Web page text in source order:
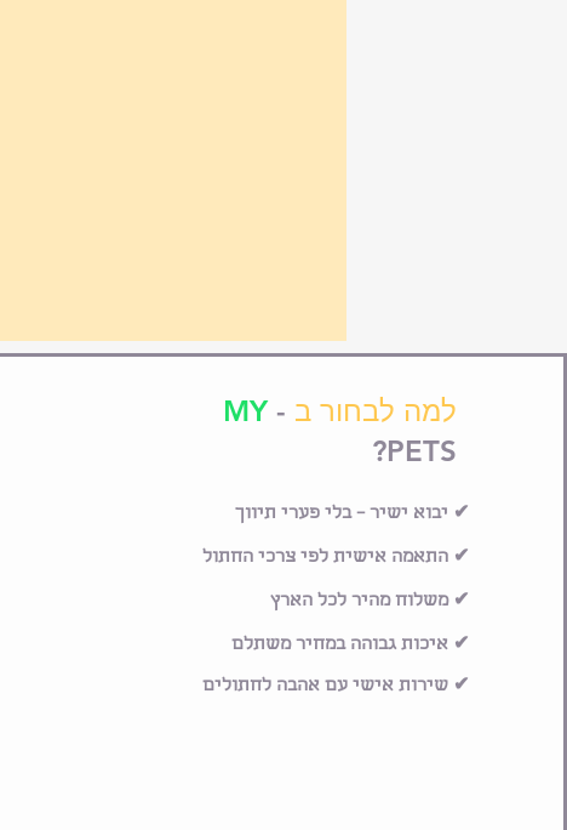
למה לבחור ב -
MY
PETS?
✔ יבוא ישיר – בלי פערי תיווך
✔ התאמה אישית לפי צרכי החתול
✔ משלוח מהיר לכל הארץ
✔ איכות גבוהה במחיר משתלם
✔ שירות אישי עם אהבה לחתולים